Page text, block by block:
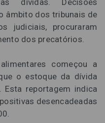
âmbito dos tribunais de
judiciais, procuraram
dos precatórios.
começou a
o estoque da dívida
Esta reportagem indica
desencadeadas